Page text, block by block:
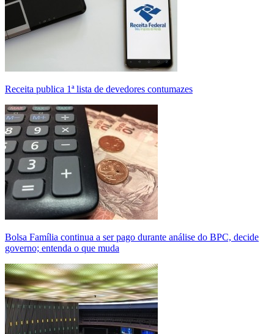
Receita publica 1ª lista de devedores contumazes
Bolsa Família continua a ser pago durante análise do BPC, decide
governo; entenda o que muda